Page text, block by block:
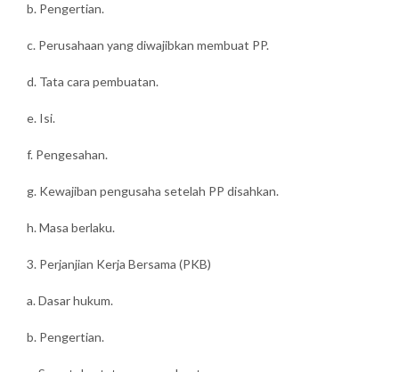
b. Pengertian.
c. Perusahaan yang diwajibkan membuat PP.
d. Tata cara pembuatan.
e. Isi.
f. Pengesahan.
g. Kewajiban pengusaha setelah PP disahkan.
h. Masa berlaku.
3. Perjanjian Kerja Bersama (PKB)
a. Dasar hukum.
b. Pengertian.